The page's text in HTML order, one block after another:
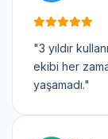
"3 yıldır
ekibi her
yaşamadı."